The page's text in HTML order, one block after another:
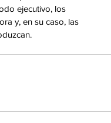
ejecutivo, los
y, en su caso, las